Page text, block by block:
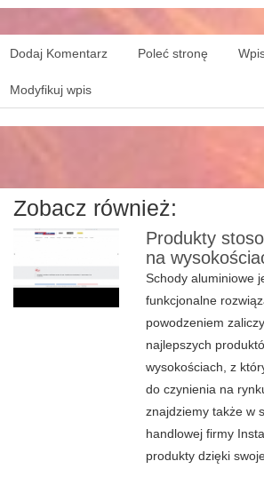
Dodaj Komentarz Poleć stronę
Modyfikuj wpis
Zobacz również:
Produkty
na
Schody aluminiowe
funkcjonalne
powodzeniem
najlepszych
wysokościach, z
do czynienia na
znajdziemy także w
handlowej firmy
produkty dzięki